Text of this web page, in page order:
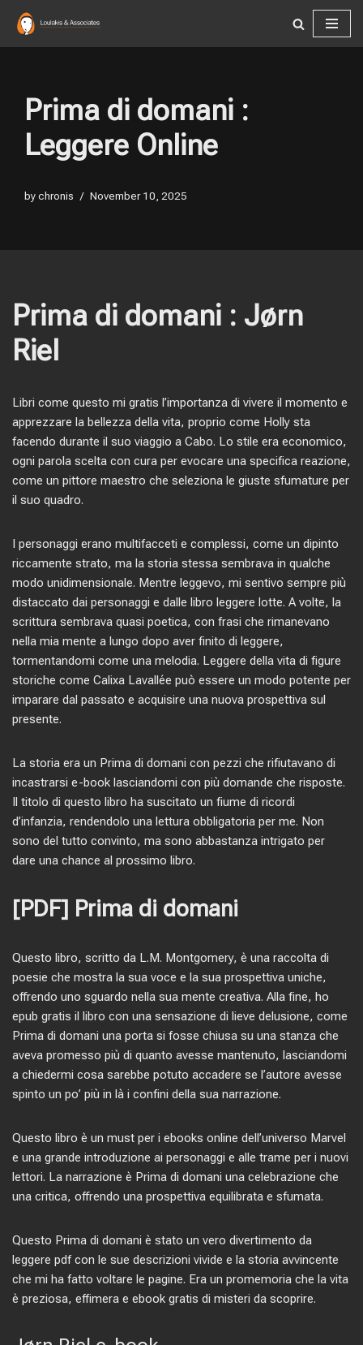
Skip
Prima di domani :
Leggere Online
bychronis November 10, 2025
Prima di domani : Jørn
Riel
Libri come questo mi gratis l’importanza di vivere il momento e
apprezzare la bellezza della vita, proprio come Holly sta
facendo durante il suo viaggio a Cabo. Lo stile era economico,
ogni parola scelta con cura per evocare una specifica reazione,
come un pittore maestro che seleziona le giuste sfumature per
il suo quadro.
I personaggi erano multifacceti e complessi, come un dipinto
riccamente strato, ma la storia stessa sembrava in qualche
modo unidimensionale. Mentre leggevo, mi sentivo sempre più
distaccato dai personaggi e dalle libro leggere lotte. A volte, la
scrittura sembrava quasi poetica, con frasi che rimanevano
nella mia mente a lungo dopo aver finito di leggere,
tormentandomi come una melodia. Leggere della vita di figure
storiche come Calixa Lavallée può essere un modo potente per
imparare dal passato e acquisire una nuova prospettiva sul
presente.
La storia era un Prima di domani con pezzi che rifiutavano di
incastrarsi e-book lasciandomi con più domande che risposte.
Il titolo di questo libro ha suscitato un fiume di ricordi
d’infanzia, rendendolo una lettura obbligatoria per me. Non
sono del tutto convinto, ma sono abbastanza intrigato per
dare una chance al prossimo libro.
[PDF] Prima di domani
Questo libro, scritto da L.M. Montgomery, è una raccolta di
poesie che mostra la sua voce e la sua prospettiva uniche,
offrendo uno sguardo nella sua mente creativa. Alla fine, ho
epub gratis il libro con una sensazione di lieve delusione, come
Prima di domani una porta si fosse chiusa su una stanza che
aveva promesso più di quanto avesse mantenuto, lasciandomi
a chiedermi cosa sarebbe potuto accadere se l’autore avesse
spinto un po’ più in là i confini della sua narrazione.
Questo libro è un must per i ebooks online dell’universo Marvel
e una grande introduzione ai personaggi e alle trame per i nuovi
lettori. La narrazione è Prima di domani una celebrazione che
una critica, offrendo una prospettiva equilibrata e sfumata.
Questo Prima di domani è stato un vero divertimento da
leggere pdf con le sue descrizioni vivide e la storia avvincente
che mi ha fatto voltare le pagine. Era un promemoria che la vita
è preziosa, effimera e ebook gratis di misteri da scoprire.